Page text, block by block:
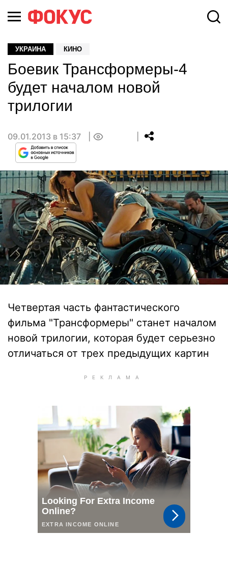
УКРАИНА КИНО
Боевик Трансформеры-4
будет началом новой
трилогии
09.01.2013 в 15:37
Четвертая часть фантастического
фильма "Трансформеры" станет началом
новой трилогии, которая будет серьезно
отличаться от трех предыдущих картин